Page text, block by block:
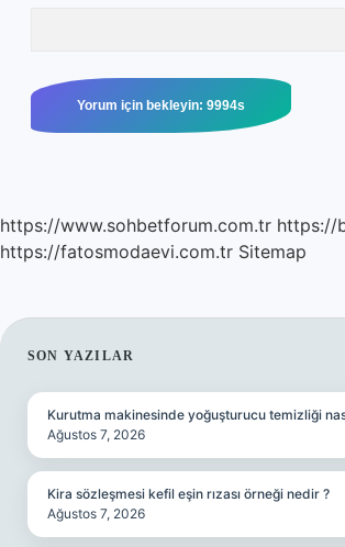
https://www.sohbetforum.com.tr https://
https://fatosmodaevi.com.tr Sitemap
SIDEBAR
SON YAZILAR
Kurutma makinesinde yoğuşturucu temizliği
Ağustos 7, 2026
Kira sözleşmesi kefil eşin rızası örneği nedir ?
Ağustos 7, 2026